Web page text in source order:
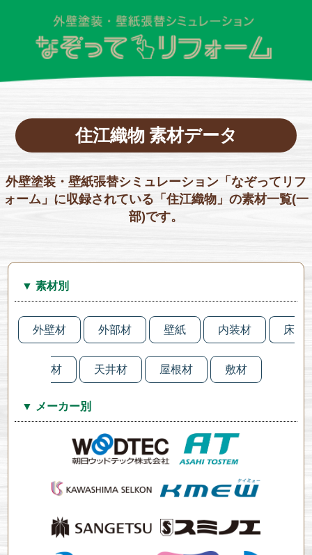
住江織物 素材データ
外壁塗装・壁紙張替シミュレーション「なぞってリフ
ォーム」に収録されている「住江織物」の素材一覧(一
部)です。
▼ 素材別
外壁材 外部材 壁紙 内装材 床
材 天井材 屋根材 敷材
▼ メーカー別